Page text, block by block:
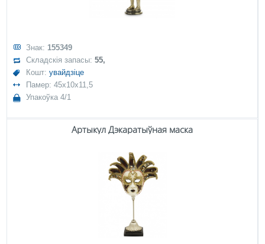
Знак: 155349
Складскія запасы:55,
Кошт:увайдзіце
Памер: 45x10x11,5
Упакоўка 4/1
Артыкул Дэкаратыўная маска